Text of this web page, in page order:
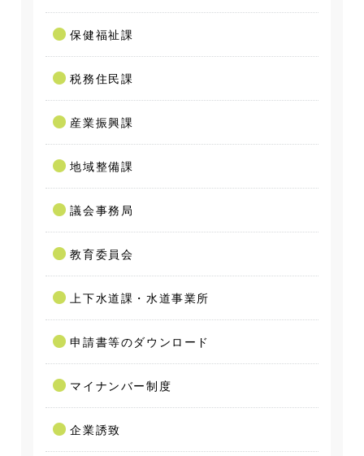
保健福祉課
税務住民課
産業振興課
地域整備課
議会事務局
教育委員会
上下水道課・水道事業所
申請書等のダウンロード
マイナンバー制度
企業誘致